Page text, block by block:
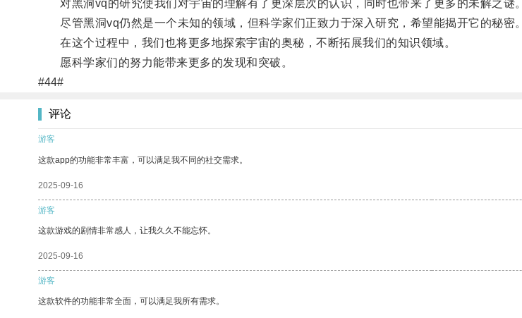
对黑洞vq的研究使我们对宇宙的理解有了更深层次的认识，同时也带来了更多的未解之谜。
尽管黑洞vq仍然是一个未知的领域，但科学家们正致力于深入研究，希望能揭开它的秘密。
在这个过程中，我们也将更多地探索宇宙的奥秘，不断拓展我们的知识领域。
愿科学家们的努力能带来更多的发现和突破。
#44#
评论
游客
这款app的功能非常丰富，可以满足我不同的社交需求。
2025-09-16
游客
这款游戏的剧情非常感人，让我久久不能忘怀。
2025-09-16
游客
这款软件的功能非常全面，可以满足我所有需求。